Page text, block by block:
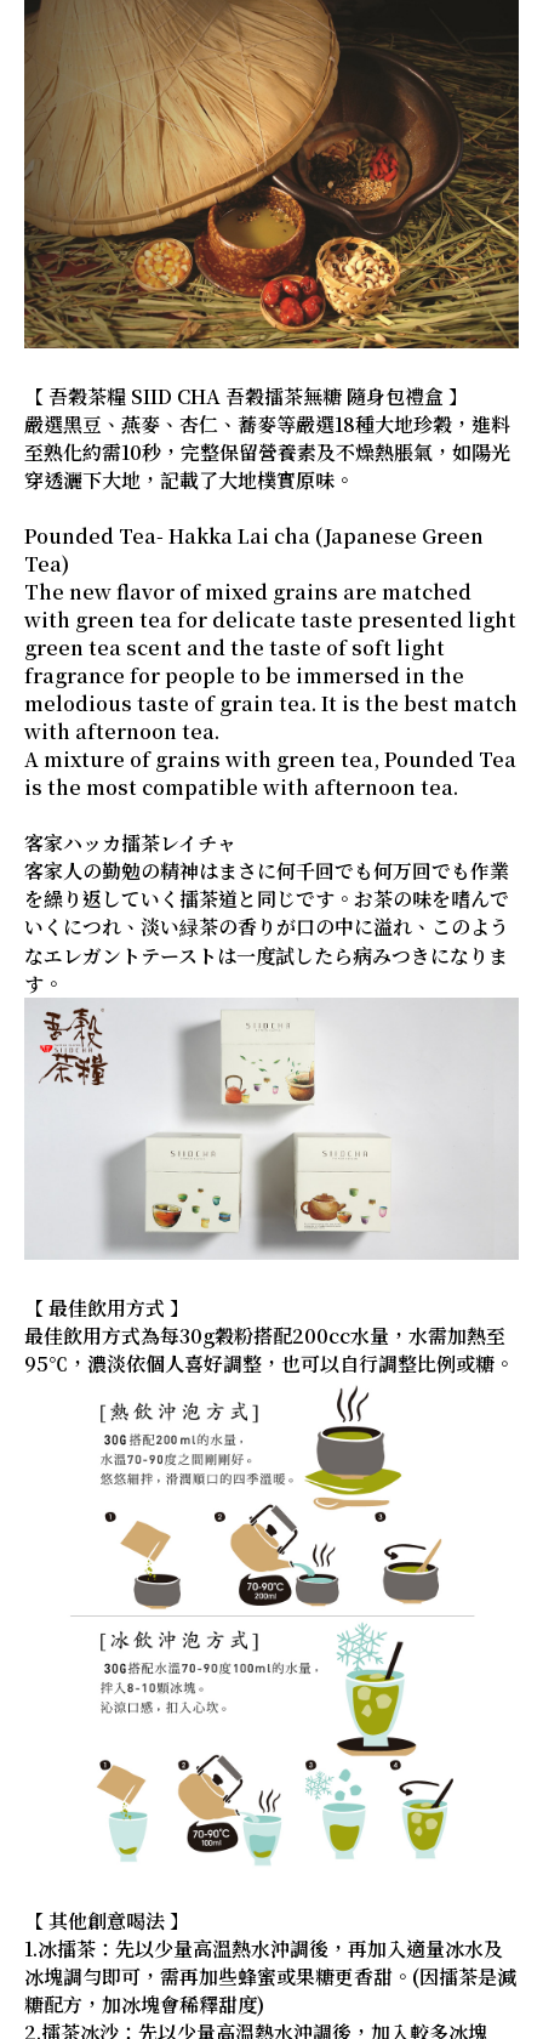
【 吾穀茶糧 SIID CHA 吾穀擂茶無糖 隨身包禮盒 】
嚴選黑豆、燕麥、杏仁、蕎麥等嚴選18種大地珍穀，進料
至熟化約需10秒，完整保留營養素及不燥熱脹氣，如陽光
穿透灑下大地，記載了大地樸實原味。
Pounded Tea- Hakka Lai cha (Japanese Green
Tea)
The new flavor of mixed grains are matched
with green tea for delicate taste presented light
green tea scent and the taste of soft light
fragrance for people to be immersed in the
melodious taste of grain tea. It is the best match
with afternoon tea.
A mixture of grains with green tea, Pounded Tea
is the most compatible with afternoon tea.
客家ハッカ擂茶レイチャ
客家人の勤勉の精神はまさに何千回でも何万回でも作業
を繰り返していく擂茶道と同じです。お茶の味を嗜んで
いくにつれ、淡い緑茶の香りが口の中に溢れ、このよう
なエレガントテーストは一度試したら病みつきになりま
す。
【 最佳飲用方式 】
最佳飲用方式為每30g穀粉搭配200cc水量，水需加熱至
95℃，濃淡依個人喜好調整，也可以自行調整比例或糖。
【 其他創意喝法 】
1.冰擂茶：先以少量高溫熱水沖調後，再加入適量冰水及
冰塊調勻即可，需再加些蜂蜜或果糖更香甜。(因擂茶是減
糖配方，加冰塊會稀釋甜度)
2.擂茶冰沙：先以少量高溫熱水沖調後，加入較多冰塊